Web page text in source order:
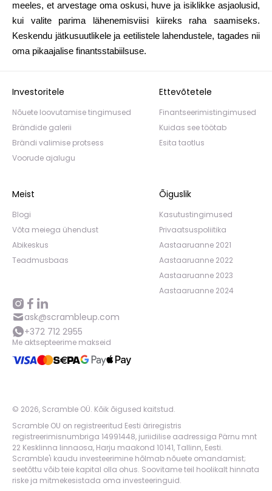
meeles, et arvestage oma oskusi, huve ja isiklikke asjaolusid,
kui valite parima lähenemisviisi kiireks raha saamiseks.
Keskendu jätkusuutlikele ja eetilistele lahendustele, tagades nii
oma pikaajalise finantsstabiilsuse.
Investoritele
Nõuete loovutamise tingimused
Brändide galerii
Brändi valimise protsess
Voorude ajalugu
Ettevõtetele
Finantseerimistingimused
Kuidas see töötab
Esita taotlus
Meist
Blogi
Võta meiega ühendust
Abikeskus
Teadmusbaas
Õiguslik
Kasutustingimused
Privaatsuspoliitika
Aastaaruanne 2021
Aastaaruanne 2022
Aastaaruanne 2023
Aastaaruanne 2024
ask@scrambleup.com
+372 712 2955
Me aktsepteerime makseid
© 2026, Scramble OÜ. Kõik õigused kaitstud.
Scramble OU on registreeritud Eesti äriregistris
registreerimisnumbriga 14991448, juriidilise aadressiga Pärnu mnt
22 Kesklinna linnaosa, Harju maakond 10141, Tallinn, Eesti.
Scramble'i kaudu investeerimine hõlmab nõuete omandamist;
seetõttu võib teie kapital olla ohus. Soovitame teil hoolikalt hinnata
riske ja mitmekesistada oma investeeringuid.